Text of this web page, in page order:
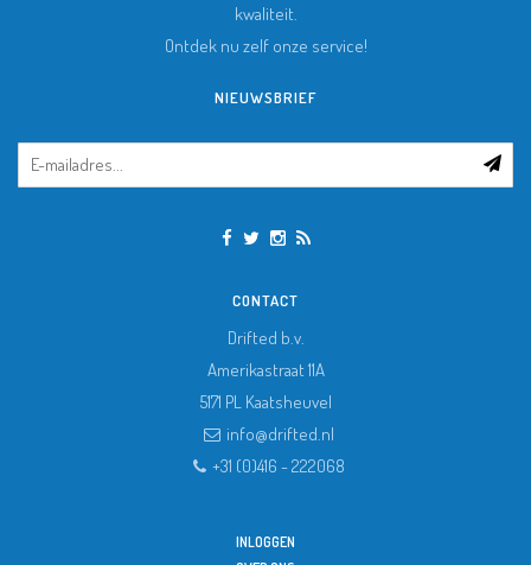
kwaliteit.
Ontdek nu zelf onze service!
NIEUWSBRIEF
CONTACT
Drifted b.v.
Amerikastraat 11A
5171 PL Kaatsheuvel
info@drifted.nl
+31 (0)416 - 222068
INLOGGEN